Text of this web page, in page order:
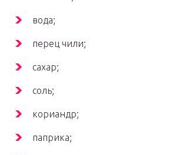
вода;
перец чили;
сахар;
соль;
кориандр;
паприка;